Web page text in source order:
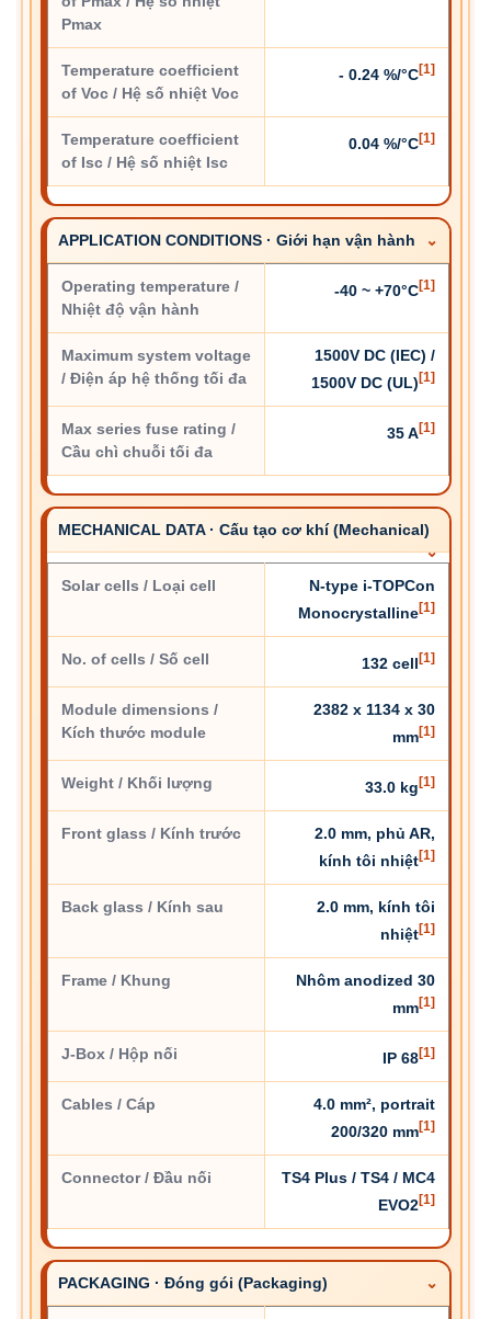
Pmax
Temperature coefficient
of Voc / Hệ số nhiệt Voc
- 0.24 %/°C[1]
Temperature coefficient
of Isc / Hệ số nhiệt Isc
0.04 %/°C[1]
APPLICATION CONDITIONS · Giới hạn vận hành
Operating temperature /
Nhiệt độ vận hành
-40 ~ +70°C[1]
Maximum system voltage
/ Điện áp hệ thống tối đa
1500V DC (IEC) /
1500V DC (UL) [1]
Max series fuse rating /
Cầu chì chuỗi tối đa
35 A[1]
MECHANICAL DATA · Cấu tạo cơ khí (Mechanical)
Solar cells / Loại cell
N-type i-TOPCon
Monocrystalline[1]
No. of cells / Số cell 132 cell [1]
Module dimensions /
Kích thước module
2382 x 1134 x 30
mm[1]
Weight / Khối lượng 33.0 kg [1]
Front glass / Kính trước
2.0 mm, phủ AR,
kính tôi nhiệt[1]
Back glass / Kính sau
2.0 mm, kính tôi
nhiệt[1]
Frame / Khung
Nhôm anodized 30
mm[1]
J-Box / Hộp nối IP 68[1]
Cables / Cáp
4.0 mm², portrait
200/320 mm[1]
Connector / Đầu nối
TS4 Plus / TS4 / MC4
EVO2[1]
PACKAGING · Đóng gói (Packaging)